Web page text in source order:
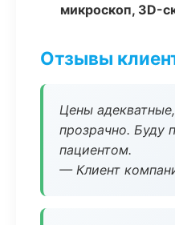
микроскоп, 3D-
Отзывы
Цены
прозрачно. Буду
пациентом.
— Клиент